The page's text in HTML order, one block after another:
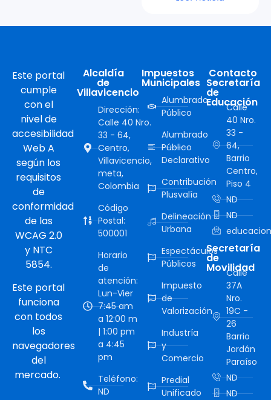
Este portal
cumple
con el
nivel de
accesibilidad
Web A
según los
requisitos
de
conformidad
de las
WCAG 2.0
y NTC
5854.
Este portal
funciona
con todos
los
navegadores
del
mercado.
Alcaldía
de
Villavicencio
Dirección:
Calle 40 Nro.
33 - 64,
Centro,
Villavicencio,
meta,
Colombia
Código
Postal:
500001
Horario
de
atención:
Lun-Vier
7:45 am
a 12:00 m
| 1:00 pm
a 4:45
pm
Teléfono:
ND
Impuestos
Municipales
Alumbrado
Público
Alumbrado
Público
Declarativo
Contribución
Plusvalía
Delineación
Urbana
Espectáculos
Públicos
Impuesto
de
Valorización
Industría
y
Comercio
Predial
Unificado
Contacto
Secretaría
de
Educación
Calle
40 Nro.
33 -
64,
Barrio
Centro,
Piso 4
ND
ND
Secretaría
de
Movilidad
Calle
37A
Nro.
19C -
26
Barrio
Jordán
Paraíso
ND
ND